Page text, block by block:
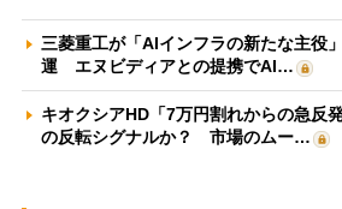
三菱重工が「AIインフラの新たな主役
運 エヌビディアとの提携でAI…
キオクシアHD「7万円割れからの急反
の反転シグナルか？ 市場のムー…